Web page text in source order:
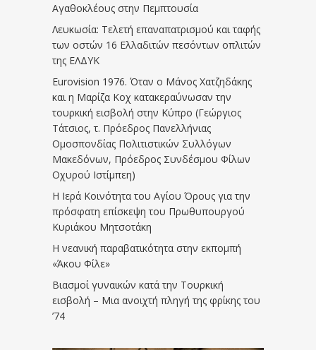
Αγαθοκλέους στην Πεμπτουσία
Λευκωσία: Τελετή επαναπατρισμού και ταφής
των οστών 16 Ελλαδιτών πεσόντων οπλιτών
της ΕΛΔΥΚ
Eurovision 1976. Όταν ο Μάνος Χατζηδάκης
και η Μαρίζα Κοχ κατακεραύνωσαν την
τουρκική εισβολή στην Κύπρο (Γεώργιος
Τάτσιος, τ. Πρόεδρος Πανελλήνιας
Ομοσπονδίας Πολιτιστικών Συλλόγων
Μακεδόνων, Πρόεδρος Συνδέσμου Φίλων
Οχυρού Ιστίμπεη)
Η Ιερά Κοινότητα του Αγίου Όρους για την
πρόσφατη επίσκεψη του Πρωθυπουργού
Κυριάκου Μητσοτάκη
Η νεανική παραβατικότητα στην εκπομπή
«Άκου Φίλε»
Βιασμοί γυναικών κατά την Τουρκική
εισβολή – Μια ανοιχτή πληγή της φρίκης του
’74